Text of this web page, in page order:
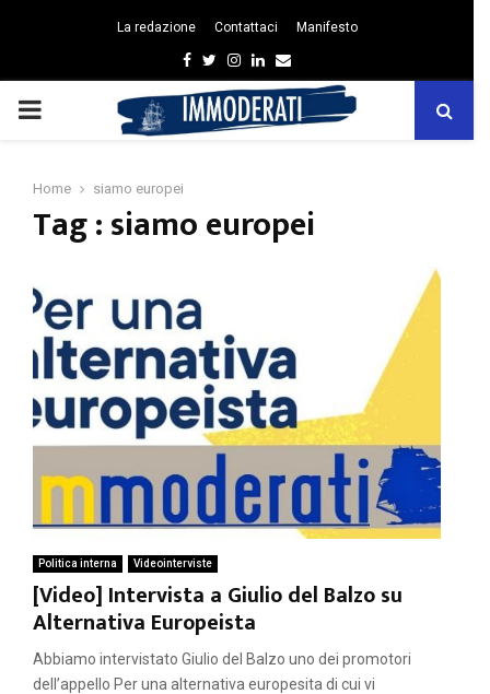
La redazione Contattaci Manifesto
Facebook
Twitter
Instagram
Linkedin
Email
PRIMARY
Home siamo europei
Tag : siamo europei
Politica interna Videointerviste
[Video] Intervista a Giulio del Balzo su
Alternativa Europeista
Abbiamo intervistato Giulio del Balzo uno dei promotori
dell’appello Per una alternativa europesita di cui vi